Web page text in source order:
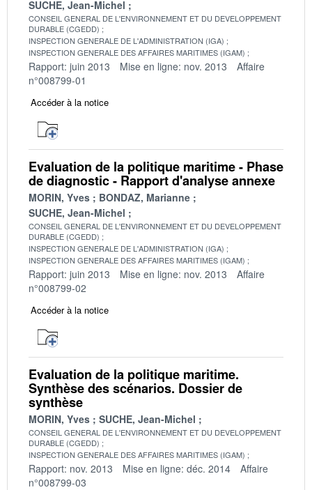
SUCHE, Jean-Michel
CONSEIL GENERAL DE L'ENVIRONNEMENT ET DU DEVELOPPEMENT
DURABLE (CGEDD)
INSPECTION GENERALE DE L'ADMINISTRATION (IGA)
INSPECTION GENERALE DES AFFAIRES MARITIMES (IGAM)
Rapport: juin 2013 Mise en ligne: nov. 2013
Affaire
n°008799-01
Accéder à la notice
Evaluation de la politique maritime - Phase
de diagnostic - Rapport d'analyse annexe
MORIN, Yves
BONDAZ, Marianne
SUCHE, Jean-Michel
CONSEIL GENERAL DE L'ENVIRONNEMENT ET DU DEVELOPPEMENT
DURABLE (CGEDD)
INSPECTION GENERALE DE L'ADMINISTRATION (IGA)
INSPECTION GENERALE DES AFFAIRES MARITIMES (IGAM)
Rapport: juin 2013 Mise en ligne: nov. 2013
Affaire
n°008799-02
Accéder à la notice
Evaluation de la politique maritime.
Synthèse des scénarios. Dossier de
synthèse
MORIN, Yves SUCHE, Jean-Michel
CONSEIL GENERAL DE L'ENVIRONNEMENT ET DU DEVELOPPEMENT
DURABLE (CGEDD)
INSPECTION GENERALE DES AFFAIRES MARITIMES (IGAM)
Rapport: nov. 2013 Mise en ligne: déc. 2014
Affaire
n°008799-03